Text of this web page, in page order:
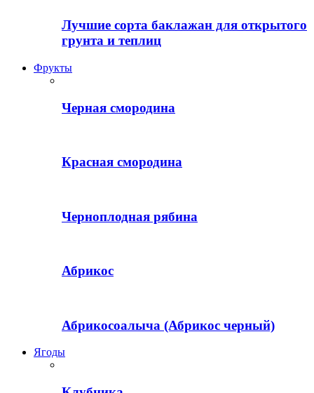
Лучшие сорта баклажан для открытого
грунта и теплиц
Фрукты
Черная смородина
Красная смородина
Черноплодная рябина
Абрикос
Абрикосоалыча (Абрикос черный)
Ягоды